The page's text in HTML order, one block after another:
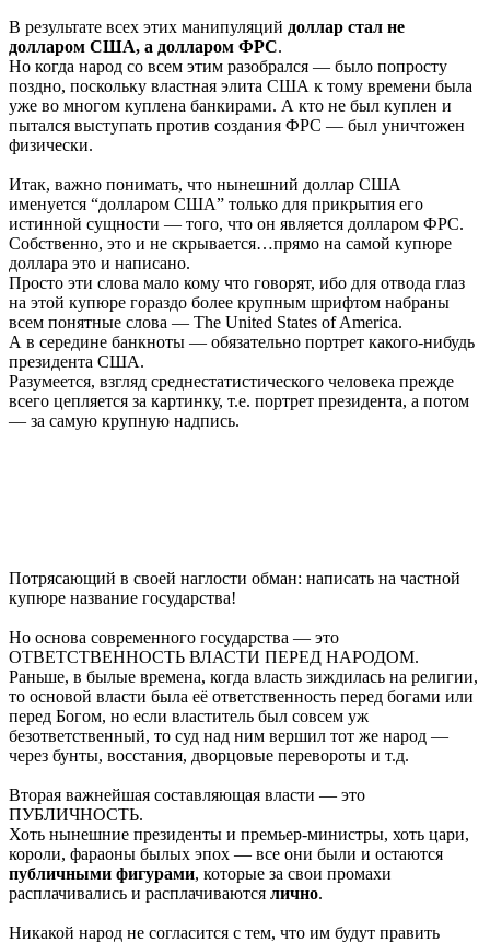
В результате всех этих манипуляций доллар стал не
долларом США, а долларом ФРС.
Но когда народ со всем этим разобрался — было попросту
поздно, поскольку властная элита США к тому времени была
уже во многом куплена банкирами. А кто не был куплен и
пытался выступать против создания ФРС — был уничтожен
физически.
Итак, важно понимать, что нынешний доллар США
именуется “долларом США” только для прикрытия его
истинной сущности — того, что он является долларом ФРС.
Собственно, это и не скрывается…прямо на самой купюре
доллара это и написано.
Просто эти слова мало кому что говорят, ибо для отвода глаз
на этой купюре гораздо более крупным шрифтом набраны
всем понятные слова — The United States of America.
А в середине банкноты — обязательно портрет какого-нибудь
президента США.
Разумеется, взгляд среднестатистического человека прежде
всего цепляется за картинку, т.е. портрет президента, а потом
— за самую крупную надпись.
Потрясающий в своей наглости обман: написать на частной
купюре название государства!
Но основа современного государства — это
ОТВЕТСТВЕННОСТЬ ВЛАСТИ ПЕРЕД НАРОДОМ.
Раньше, в былые времена, когда власть зиждилась на религии,
то основой власти была её ответственность перед богами или
перед Богом, но если властитель был совсем уж
безответственный, то суд над ним вершил тот же народ —
через бунты, восстания, дворцовые перевороты и т.д.
Вторая важнейшая составляющая власти — это
ПУБЛИЧНОСТЬ.
Хоть нынешние президенты и премьер-министры, хоть цари,
короли, фараоны былых эпох — все они были и остаются
публичными фигурами, которые за свои промахи
расплачивались и расплачиваются лично.
Никакой народ не согласится с тем, что им будут править